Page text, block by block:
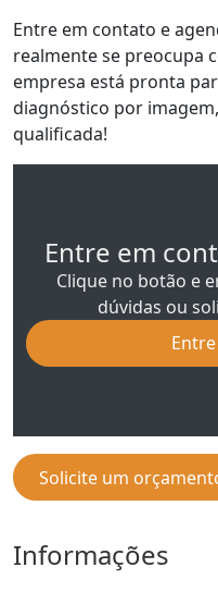
Entre em contato e
realmente se preocupa
empresa está pronta
diagnóstico por
qualificada!
Entre em
Clique no botão e
dúvidas ou
Solicite um
Informações